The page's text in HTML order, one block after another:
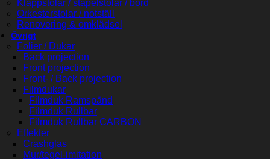
Klappstolar / stapelstolar / bord
Orkesterstolar / notställ
Renovering & omklädsel
Övrigt
Folier / Dukar
Back projection
Front projection
Front- / Back projection
Filmdukar
Filmduk Ramspänd
Filmduk Rullbar
Filmduk Rullbar CARBON
Effekter
Crashglas
Mur/tegel-imitation